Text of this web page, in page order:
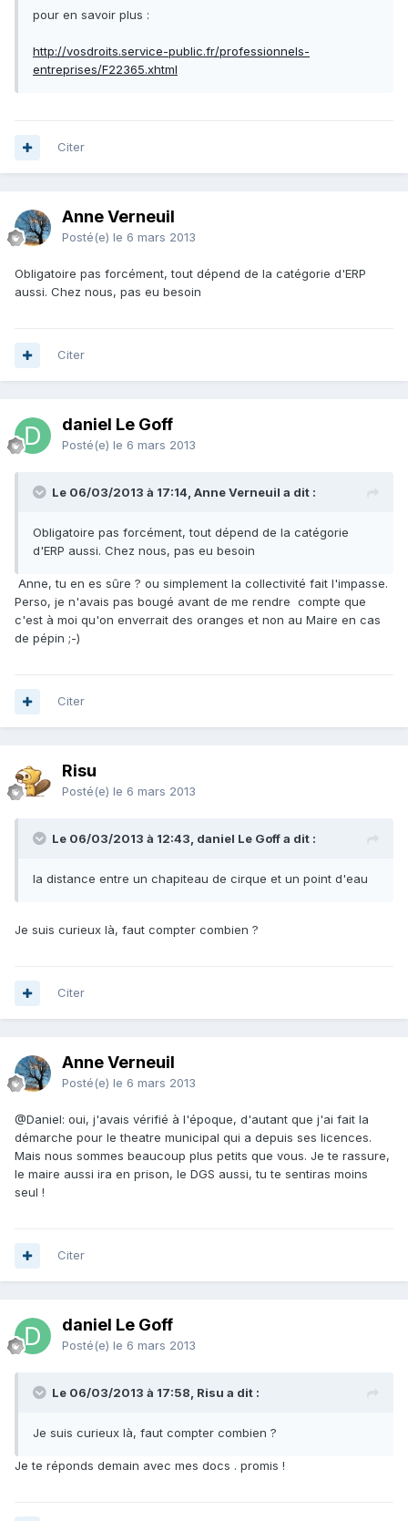
pour en savoir plus :
http://vosdroits.service-public.fr/professionnels-
entreprises/F22365.xhtml
Citer
Anne Verneuil
Posté(e) le 6 mars 2013
Obligatoire pas forcément, tout dépend de la catégorie d'ERP
aussi. Chez nous, pas eu besoin
Citer
daniel Le Goff
Posté(e) le 6 mars 2013
Le 06/03/2013 à 17:14, Anne Verneuil a dit :
Obligatoire pas forcément, tout dépend de la catégorie
d'ERP aussi. Chez nous, pas eu besoin
Anne, tu en es sûre ? ou simplement la collectivité fait l'impasse.
Perso, je n'avais pas bougé avant de me rendre compte que
c'est à moi qu'on enverrait des oranges et non au Maire en cas
de pépin ;-)
Citer
Risu
Posté(e) le 6 mars 2013
Le 06/03/2013 à 12:43, daniel Le Goff a dit :
la distance entre un chapiteau de cirque et un point d'eau
Je suis curieux là, faut compter combien ?
Citer
Anne Verneuil
Posté(e) le 6 mars 2013
@Daniel: oui, j'avais vérifié à l'époque, d'autant que j'ai fait la
démarche pour le theatre municipal qui a depuis ses licences.
Mais nous sommes beaucoup plus petits que vous. Je te rassure,
le maire aussi ira en prison, le DGS aussi, tu te sentiras moins
seul !
Citer
daniel Le Goff
Posté(e) le 6 mars 2013
Le 06/03/2013 à 17:58, Risu a dit :
Je suis curieux là, faut compter combien ?
Je te réponds demain avec mes docs . promis !